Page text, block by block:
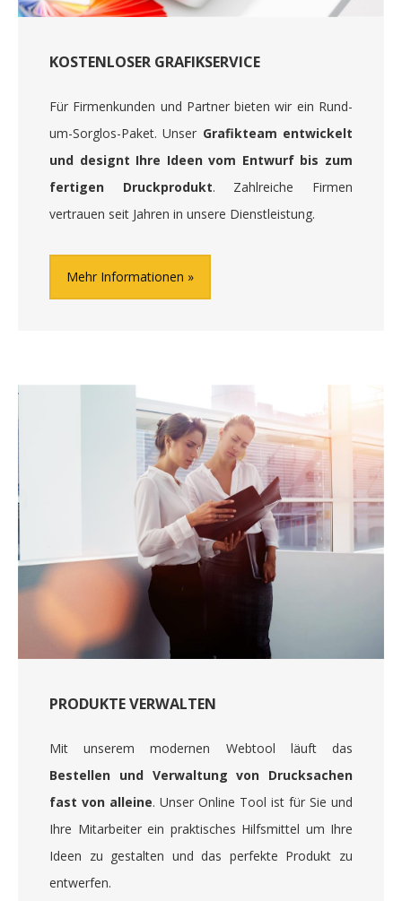
KOSTENLOSER GRAFIKSERVICE
Für Firmenkunden und Partner bieten wir ein Rund-
um-Sorglos-Paket. Unser Grafikteam entwickelt
und designt Ihre Ideen vom Entwurf bis zum
fertigen Druckprodukt. Zahlreiche Firmen
vertrauen seit Jahren in unsere Dienstleistung.
Mehr Informationen
PRODUKTE VERWALTEN
Mit unserem modernen Webtool läuft das
Bestellen und Verwaltung von Drucksachen
fast von alleine. Unser Online Tool ist für Sie und
Ihre Mitarbeiter ein praktisches Hilfsmittel um Ihre
Ideen zu gestalten und das perfekte Produkt zu
entwerfen.